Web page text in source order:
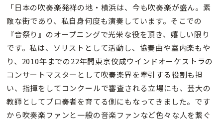
「日本の吹奏楽発祥の地・横浜は、今も吹奏楽が盛ん。素
敵な街であり、私自身何度も演奏しています。そこでの
『音祭り』のオープニングで光栄な役を頂き、嬉しい限り
です。私は、ソリストとして活動し、協奏曲や室内楽もや
り、2010年までの22年間東京佼成ウインドオーケストラの
コンサートマスターとして吹奏楽界を牽引する役割も担
い、指揮をしてコンクールで審査される立場にも、芸大の
教師としてプロ奏者を育てる側にもなってきました。です
から吹奏楽ファンと一般の音楽ファンなど色々な人を繋ぐ